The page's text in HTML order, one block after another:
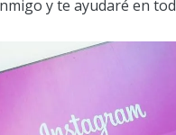
y te ayudaré en